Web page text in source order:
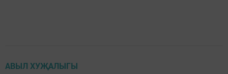
АВЫЛ ХУҖАЛЫГЫ